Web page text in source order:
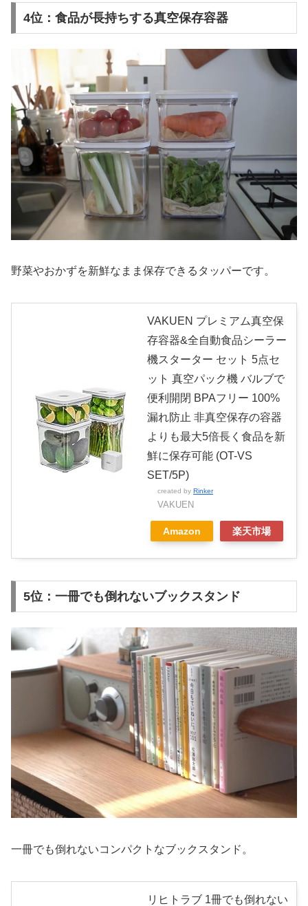
4位：食品が長持ちする真空保存容器
野菜やおかずを新鮮なまま保存できるタッパーです。
VAKUEN プレミアム真空保
存容器&全自動食品シーラー
機スターター セット 5点セ
ット 真空パック機 バルブで
便利開閉 BPAフリー 100%
漏れ防止 非真空保存の容器
よりも最大5倍長く食品を新
鮮に保存可能 (OT-VS
SET/5P)
created by Rinker
VAKUEN
Amazon 楽天市場
5位：一冊でも倒れないブックスタンド
一冊でも倒れないコンパクトなブックスタンド。
リヒトラブ 1冊でも倒れない